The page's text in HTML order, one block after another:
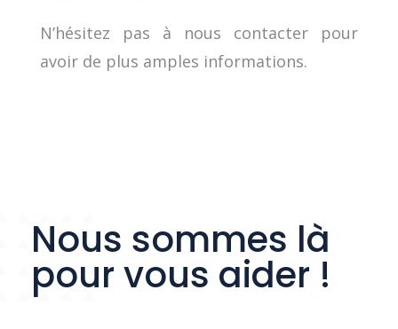
N’hésitez pas à nous contacter pour
avoir de plus amples informations.
Nous sommes là
pour vous aider !